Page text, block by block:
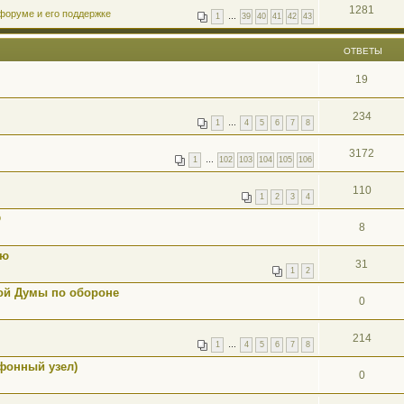
1 … 39 40 41 42 43
и его поддержке 1281
ОТВЕТЫ
19
1 … 4 5 6 7 8 234
1 … 102 103 104 105 106 3172
1 2 3 4 110
8
1 2 31
Думы по обороне
0
1 … 4 5 6 7 8 214
узел)
0